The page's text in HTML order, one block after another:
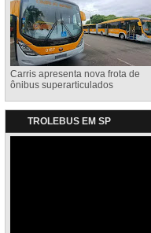
Carris apresenta nova frota de
ônibus superarticulados
TROLEBUS EM SP